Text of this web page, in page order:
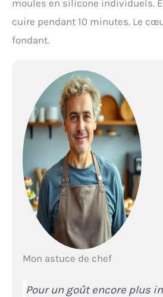
moules en silicone individuels.
cuire pendant 10 minutes. Le
fondant.
Mon astuce de chef
Pour un goût encore plus